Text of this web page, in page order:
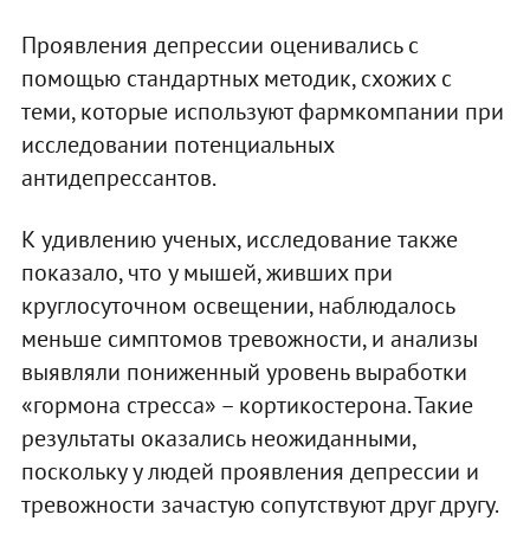
Проявления депрессии оценивались с
помощью стандартных методик, схожих с
теми, которые используют фармкомпании при
исследовании потенциальных
антидепрессантов.
К удивлению ученых, исследование также
показало, что у мышей, живших при
круглосуточном освещении, наблюдалось
меньше симптомов тревожности, и анализы
выявляли пониженный уровень выработки
«гормона стресса» – кортикостерона. Такие
результаты оказались неожиданными,
поскольку у людей проявления депрессии и
тревожности зачастую сопутствуют друг другу.